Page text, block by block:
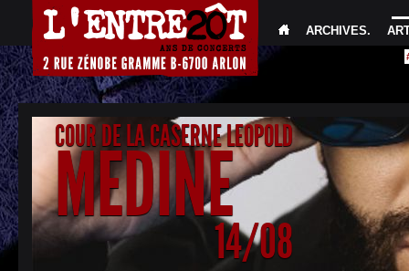
ARCHIVES.
COUR DE LA CASERNE LEOPOLD
MEDINE
14/08